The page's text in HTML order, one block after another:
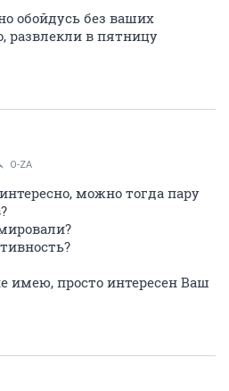
обойдусь без ваших
развлекли в пятницу
O-ZA
можно тогда пару
имею, просто интересен Ваш